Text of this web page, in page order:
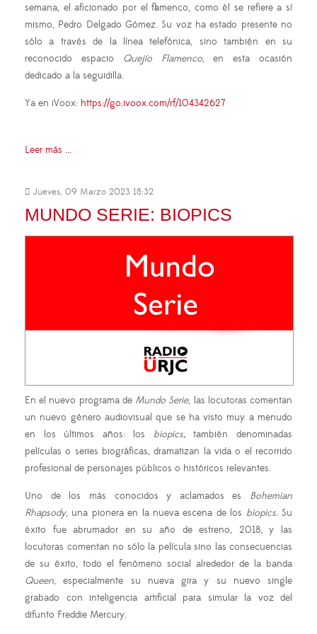
semana, el aficionado por el flamenco, como él se refiere a sí
mismo, Pedro Delgado Gómez. Su voz ha estado presente no
sólo a través de la línea telefónica, sino también en su
reconocido espacio Quejío Flamenco, en esta ocasión
dedicado a la seguidilla.
Ya en iVoox: https://go.ivoox.com/rf/104342627
Leer más ...
Jueves, 09 Marzo 2023 18:32
MUNDO SERIE: BIOPICS
En el nuevo programa de Mundo Serie, las locutoras comentan
un nuevo género audiovisual que se ha visto muy a menudo
en los últimos años: los biopics,también denominadas
películas o series biográficas, dramatizan la vida o el recorrido
profesional de personajes públicos o históricos relevantes.
Uno de los más conocidos y aclamados es Bohemian
Rhapsody, una pionera en la nueva escena de los biopics.Su
éxito fue abrumador en su año de estreno, 2018, y las
locutoras comentan no sólo la película sino las consecuencias
de su éxito, todo el fenómeno social alrededor de la banda
Queen, especialmente su nueva gira y su nuevo single
grabado con inteligencia artificial para simular la voz del
difunto Freddie Mercury.